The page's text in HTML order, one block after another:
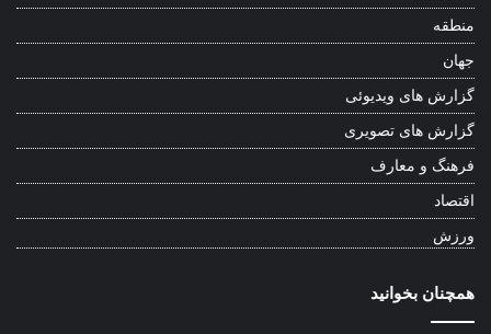
منطقه
جهان
گزارش های ویدیوئی
گزارش های تصویری
فرهنگ و معارف
اقتصاد
ورزش
همچنان بخوانید